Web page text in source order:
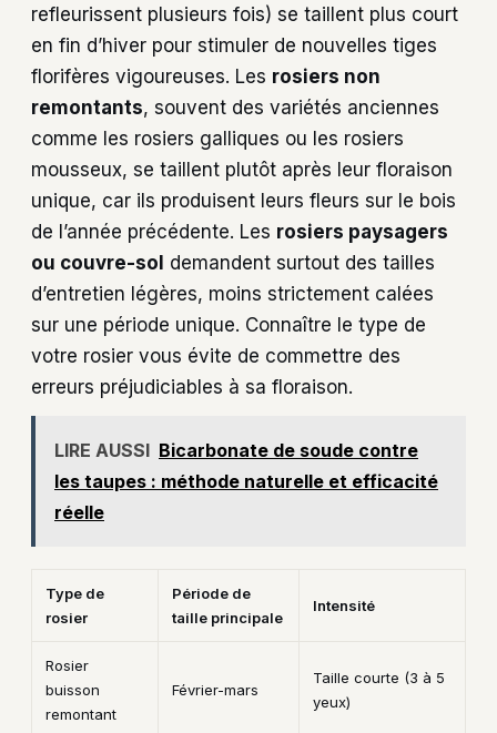
refleurissent plusieurs fois) se taillent plus court
en fin d’hiver pour stimuler de nouvelles tiges
florifères vigoureuses. Les rosiers non
remontants, souvent des variétés anciennes
comme les rosiers galliques ou les rosiers
mousseux, se taillent plutôt après leur floraison
unique, car ils produisent leurs fleurs sur le bois
de l’année précédente. Les rosiers paysagers
ou couvre-sol demandent surtout des tailles
d’entretien légères, moins strictement calées
sur une période unique. Connaître le type de
votre rosier vous évite de commettre des
erreurs préjudiciables à sa floraison.
LIRE AUSSI Bicarbonate de soude contre
les taupes : méthode naturelle et efficacité
réelle
Type de
rosier
Période de
taille principale
Intensité
Rosier
buisson
remontant
Février-mars
Taille courte (3 à 5
yeux)